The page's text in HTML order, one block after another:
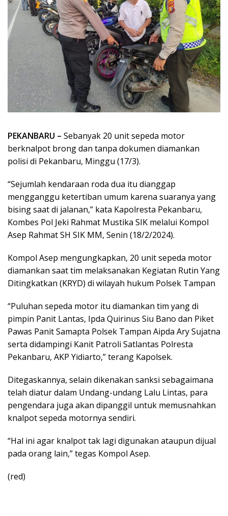
PEKANBARU – Sebanyak 20 unit sepeda motor
berknalpot brong dan tanpa dokumen diamankan
polisi di Pekanbaru, Minggu (17/3).
“Sejumlah kendaraan roda dua itu dianggap
mengganggu ketertiban umum karena suaranya yang
bising saat di jalanan,” kata Kapolresta Pekanbaru,
Kombes Pol Jeki Rahmat Mustika SIK melalui Kompol
Asep Rahmat SH SIK MM, Senin (18/2/2024).
Kompol Asep mengungkapkan, 20 unit sepeda motor
diamankan saat tim melaksanakan Kegiatan Rutin Yang
Ditingkatkan (KRYD) di wilayah hukum Polsek Tampan
“Puluhan sepeda motor itu diamankan tim yang di
pimpin Panit Lantas, Ipda Quirinus Siu Bano dan Piket
Pawas Panit Samapta Polsek Tampan Aipda Ary Sujatna
serta didampingi Kanit Patroli Satlantas Polresta
Pekanbaru, AKP Yidiarto,” terang Kapolsek.
Ditegaskannya, selain dikenakan sanksi sebagaimana
telah diatur dalam Undang-undang Lalu Lintas, para
pengendara juga akan dipanggil untuk memusnahkan
knalpot sepeda motornya sendiri.
“Hal ini agar knalpot tak lagi digunakan ataupun dijual
pada orang lain,” tegas Kompol Asep.
(red)